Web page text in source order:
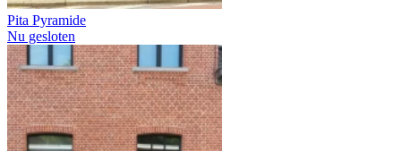
Pita Pyramide
Nu gesloten